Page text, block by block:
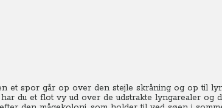
et spor går op over den stejle skråning og op til
du et flot vy ud over de udstrakte lyngarealer og